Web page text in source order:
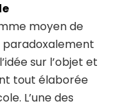
moyen de
sur l’objet et
tout élaborée
L’une des